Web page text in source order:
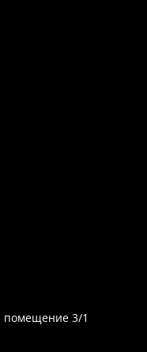
помещение 3/1